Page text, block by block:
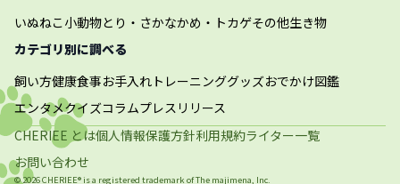
いぬねこ小動物とり・さかなかめ・トカゲその他生き物
カテゴリ別に調べる
飼い方健康食事お手入れ トレーニンググッズおでかけ図鑑
エンタメクイズコラムプレスリリース
CHERIEE とは個人情報保護方針利用規約ライター一覧
お問い合わせ
©2026CHERIEE® is a registered trademark of The majimena, Inc.